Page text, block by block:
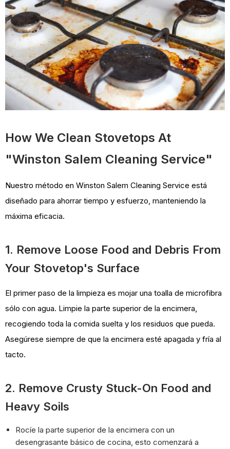
How We Clean Stovetops At
"Winston Salem Cleaning Service"
Nuestro método en Winston Salem Cleaning Service está
diseñado para ahorrar tiempo y esfuerzo, manteniendo la
máxima eficacia.
1. Remove Loose Food and Debris From
Your Stovetop's Surface
El primer paso de la limpieza es mojar una toalla de microfibra
sólo con agua. Limpie la parte superior de la encimera,
recogiendo toda la comida suelta y los residuos que pueda.
Asegúrese siempre de que la encimera esté apagada y fría al
tacto.
2. Remove Crusty Stuck-On Food and
Heavy Soils
Rocíe la parte superior de la encimera con un
desengrasante básico de cocina, esto comenzará a